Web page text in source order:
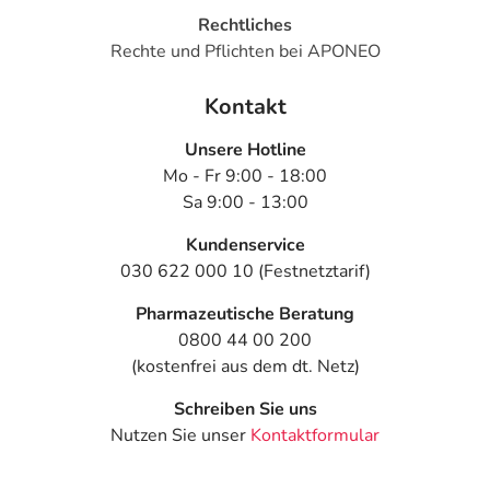
- Unwillkürliche Bewegungen, wie:
- Flatterndes Muskelzittern
- Bewegungsstörungen
- Selbstmordgedanken
- Augenzittern
- Störung der Nah- und Ferneinstellung des Auges
- Überempfindlichkeitsreaktionen der Haut, wie:
Rechtliches
Rechte und Pflichten bei APONEO
Kontakt
Unsere Hotline
Mo - Fr 9:00 - 18:00
Sa 9:00 - 13:00
Kundenservice
030 622 000 10 (Festnetztarif)
Pharmazeutische Beratung
0800 44 00 200
(kostenfrei aus dem dt. Netz)
Schreiben Sie uns
Nutzen Sie unser Kontaktformular